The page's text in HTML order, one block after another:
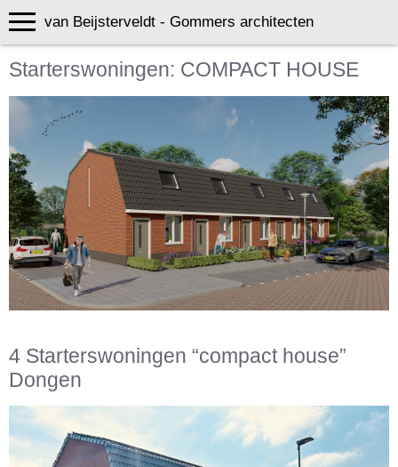
van Beijsterveldt - Gommers architecten
Starterswoningen: COMPACT HOUSE
4 Starterswoningen “compact house”
Dongen